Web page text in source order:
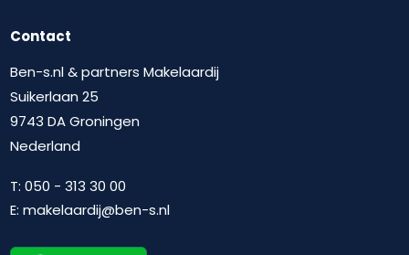
Contact
Ben-s.nl & partners Makelaardij
Suikerlaan 25
9743 DA Groningen
Nederland
T:050 - 313 30 00
E:makelaardij@ben-s.nl